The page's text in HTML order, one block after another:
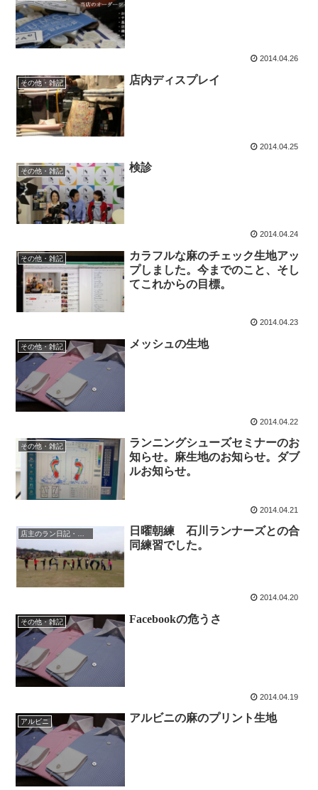
2014.04.26
その他・雑記 店内ディスプレイ
2014.04.25
その他・雑記 検診
2014.04.24
その他・雑記
カラフルな麻のチェック生地アッ
プしました。今までのこと、そし
てこれからの目標。
2014.04.23
その他・雑記 メッシュの生地
2014.04.22
その他・雑記
ランニングシューズセミナーのお
知らせ。麻生地のお知らせ。ダブ
ルお知らせ。
2014.04.21
店主のラン日記・時々水泳
日曜朝練 石川ランナーズとの合
同練習でした。
2014.04.20
その他・雑記 Facebookの危うさ
2014.04.19
アルビニ アルビニの麻のプリント生地